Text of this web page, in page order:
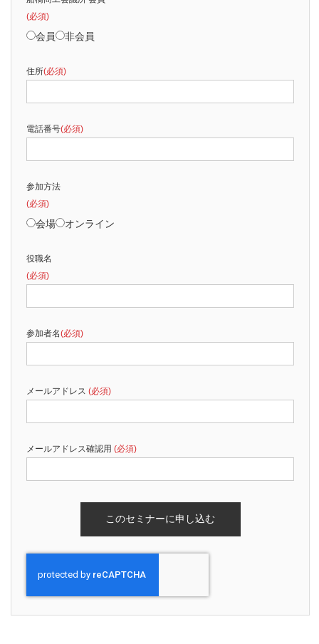
(必須)
会員 非会員
住所(必須)
電話番号(必須)
参加方法
(必須)
会場 オンライン
役職名
(必須)
参加者名(必須)
メールアドレス (必須)
メールアドレス確認用 (必須)